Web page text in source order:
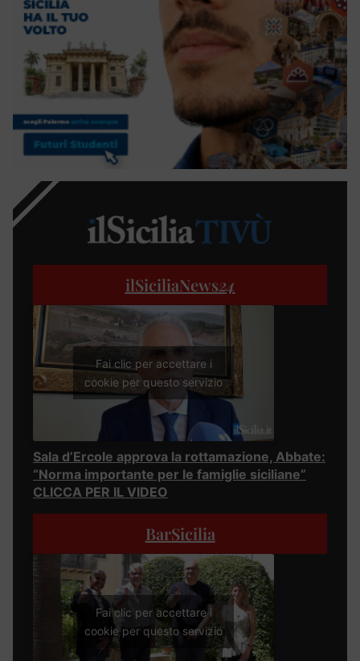
ilSiciliaNews24
Fai clic per accettare i
cookie per questo servizio
Sala d’Ercole approva la rottamazione, Abbate:
“Norma importante per le famiglie siciliane”
CLICCA PER IL VIDEO
BarSicilia
Fai clic per accettare i
cookie per questo servizio